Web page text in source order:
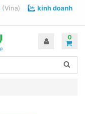
(Vina)
kinh doanh
0